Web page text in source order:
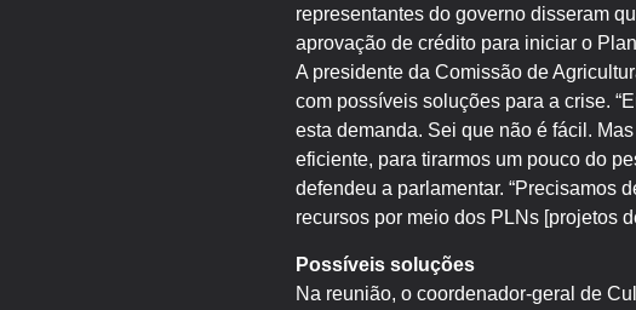
representantes do governo disseram
aprovação de crédito para iniciar o
A presidente da Comissão de
com possíveis soluções para a crise.
esta demanda. Sei que não é fácil.
eficiente, para tirarmos um pouco do
defendeu a parlamentar. “Precisamos
recursos por meio dos PLNs [projetos
Possíveis soluções
Na reunião, o coordenador-geral de